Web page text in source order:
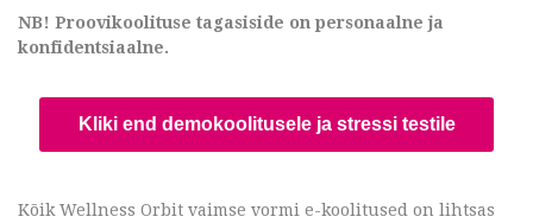
NB! Proovikoolituse tagasiside on personaalne ja
konfidentsiaalne.
Kliki end demokoolitusele ja stressi testile
Kõik Wellness Orbit vaimse vormi e-koolitused on lihtsas